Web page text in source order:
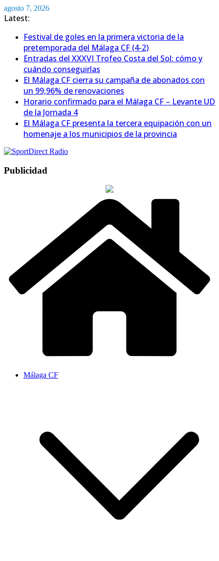
Saltar
al
agosto 7, 2026
Latest:
Festival de goles en la primera victoria de la
pretemporada del Málaga CF (4-2)
Entradas del XXXVI Trofeo Costa del Sol: cómo y
cuándo conseguirlas
El Málaga CF cierra su campaña de abonados con
un 99,96% de renovaciones
Horario confirmado para el Málaga CF – Levante UD
de la Jornada 4
El Málaga CF presenta la tercera equipación con un
homenaje a los municipios de la provincia
Publicidad
Málaga CF